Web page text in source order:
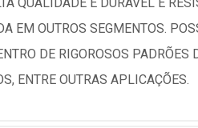
EM OUTROS SEGMENTOS.
DE RIGOROSOS
ENTRE OUTRAS APLICAÇÕES.